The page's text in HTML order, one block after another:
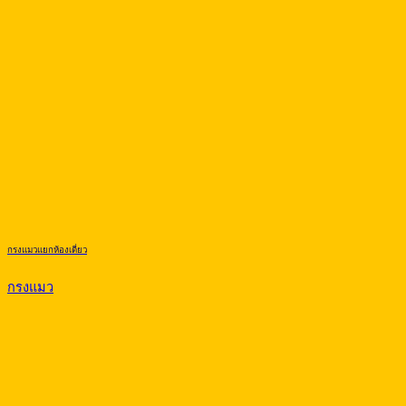
กรงแมวแยกห้องเดี่ยว
กรงแมว